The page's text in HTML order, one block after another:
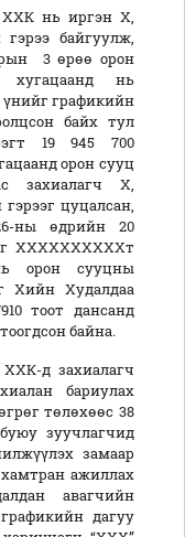
нь иргэн Х,
байгуулж,
3 өрөө орон
хугацаанд нь
үнийг графикийн
байх тул
19 945 700
орон сууц
захиалагч Х,
цуцалсан,
ны өдрийн 20
ХХХХХХХХХХт
орон сууцны
Хийн Худалдаа
тоот дансанд
байна.
захиалагч
бариулах
төлөхөөс 38
зуучлагчид
замаар
ажиллах
авагчийн
дагуу